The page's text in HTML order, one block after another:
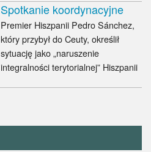
Spotkanie koordynacyjne
Premier Hiszpanii Pedro Sánchez,
który przybył do Ceuty, określił
sytuację jako „naruszenie
integralności terytorialnej” Hiszpanii